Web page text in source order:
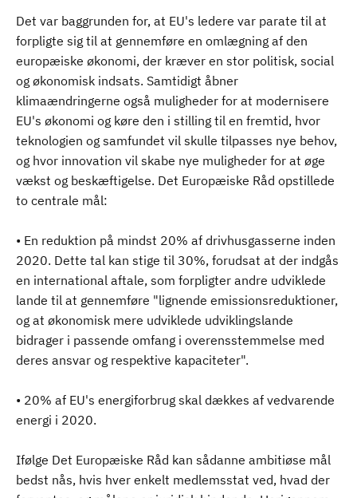
Det var baggrunden for, at EU's ledere var parate til at
forpligte sig til at gennemføre en omlægning af den
europæiske økonomi, der kræver en stor politisk, social
og økonomisk indsats. Samtidigt åbner
klimaændringerne også muligheder for at modernisere
EU's økonomi og køre den i stilling til en fremtid, hvor
teknologien og samfundet vil skulle tilpasses nye behov,
og hvor innovation vil skabe nye muligheder for at øge
vækst og beskæftigelse. Det Europæiske Råd opstillede
to centrale mål:
• En reduktion på mindst 20% af drivhusgasserne inden
2020. Dette tal kan stige til 30%, forudsat at der indgås
en international aftale, som forpligter andre udviklede
lande til at gennemføre "lignende emissionsreduktioner,
og at økonomisk mere udviklede udviklingslande
bidrager i passende omfang i overensstemmelse med
deres ansvar og respektive kapaciteter".
• 20% af EU's energiforbrug skal dækkes af vedvarende
energi i 2020.
Ifølge Det Europæiske Råd kan sådanne ambitiøse mål
bedst nås, hvis hver enkelt medlemsstat ved, hvad der